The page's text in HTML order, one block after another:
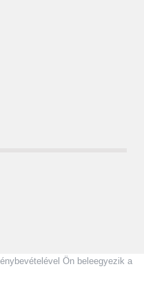
Ön beleegyezik a